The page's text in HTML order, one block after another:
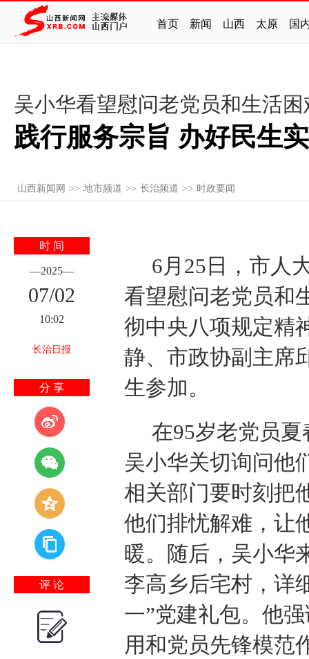
首页 新闻 山西 太原 国
吴小华看望慰问老党员和生活
践行服务宗旨 办好民生
山西新闻网 >> 地市频道 >> 长治频道 >> 时政要闻
时 间
—2025—
07/02
10:02
长治日报
分 享
评 论
6月25日，市人
看望慰问老党员和
彻中央八项规定精
静、市政协副主席
生参加。
在95岁老党员
吴小华关切询问他
相关部门要时刻把
他们排忧解难，让
暖。随后，吴小华
李高乡后宅村，详
一”党建礼包。他
用和党员先锋模范